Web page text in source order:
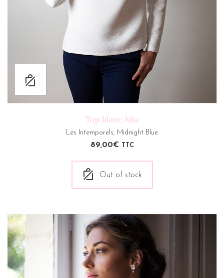
Top blanc Mia
Les Intemporels, Midnight Blue
89,00€ TTC
Out of stock